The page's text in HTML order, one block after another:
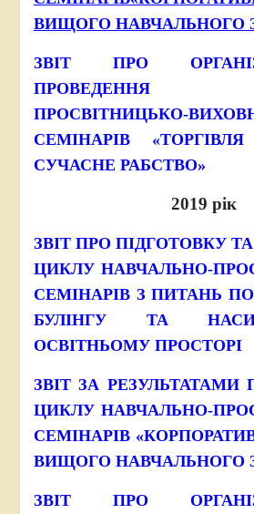
ВИЩОГО НАВЧАЛЬНОГО
ЗВІТ ПРО
ПРОСВІТНИЦЬКО-
СЕМІНАРІВ
СУЧАСНЕ РАБСТВО»
2019 рік
ЗВІТ ПРО ПІДГОТОВКУ
ЦИКЛУ НАВЧАЛЬНО-
СЕМІНАРІВЗ ПИТАНЬ
БУЛІНГУ ТА
ОСВІТНЬОМУ ПРОСТОРІ
ЗВІТЗА РЕЗУЛЬТАТАМИ
ЦИКЛУ НАВЧАЛЬНО-
СЕМІНАРІВ
ВИЩОГО НАВЧАЛЬНОГО
ЗВІТ ПРО